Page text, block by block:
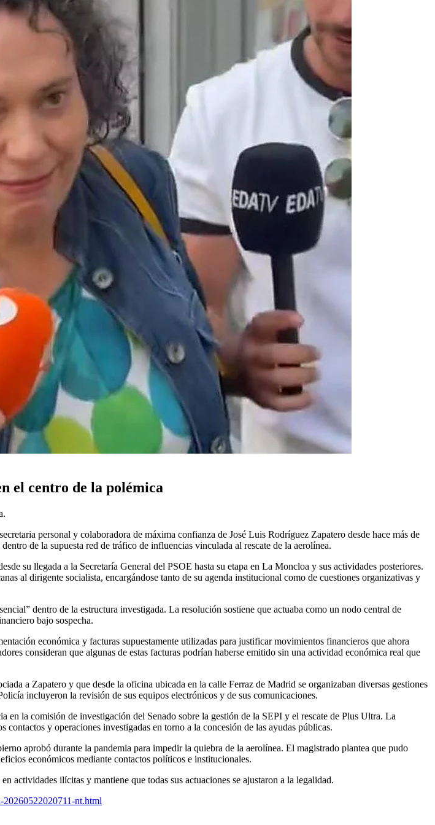
el centro de la polémica
personal y colaboradora de máxima confianza de José Luis Rodríguez Zapatero desde hace más de
de la supuesta red de tráfico de influencias vinculada al rescate de la aerolínea.
su llegada a la Secretaría General del PSOE hasta su etapa en La Moncloa y sus actividades posteriores.
al dirigente socialista, encargándose tanto de su agenda institucional como de cuestiones organizativas y
dentro de la estructura investigada. La resolución sostiene que actuaba como un nodo central de
bajo sospecha.
económica y facturas supuestamente utilizadas para justificar movimientos financieros que ahora
consideran que algunas de estas facturas podrían haberse emitido sin una actividad económica real que
a Zapatero y que desde la oficina ubicada en la calle Ferraz de Madrid se organizaban diversas gestiones
incluyeron la revisión de sus equipos electrónicos y de sus comunicaciones.
la comisión de investigación del Senado sobre la gestión de la SEPI y el rescate de Plus Ultra. La
y operaciones investigadas en torno a la concesión de las ayudas públicas.
aprobó durante la pandemia para impedir la quiebra de la aerolínea. El magistrado plantea que pudo
económicos mediante contactos políticos e institucionales.
ilícitas y mantiene que todas sus actuaciones se ajustaron a la legalidad.
20260522020711-nt.html